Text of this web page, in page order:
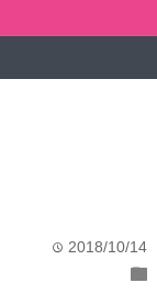
time 2018/10/14
folder